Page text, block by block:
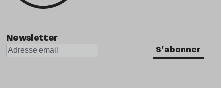
Newsletter
S'abonner